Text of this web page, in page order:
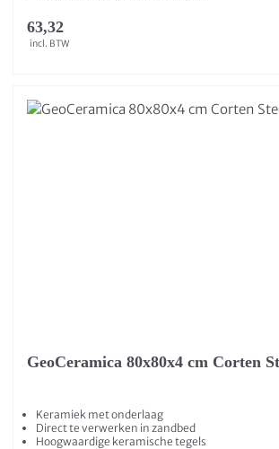
63,32
incl. BTW
GeoCeramica 80x80x4 cm Corten
Keramiek met onderlaag
Direct te verwerken in zandbed
Hoogwaardige keramische tegels